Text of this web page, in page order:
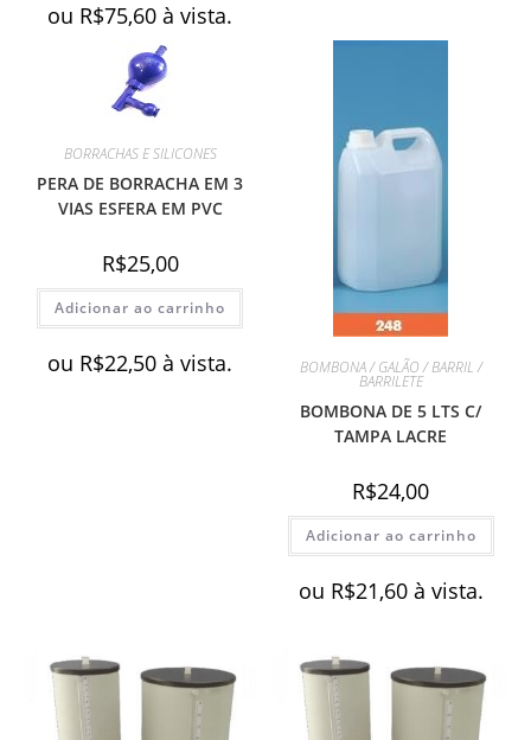
ou R$75,60 à vista.
BORRACHAS E SILICONES
PERA DE BORRACHA EM 3
VIAS ESFERA EM PVC
R$25,00
Adicionar ao carrinho
ou R$22,50 à vista. BOMBONA / GALÃO / BARRIL /
BARRILETE
BOMBONA DE 5 LTS C/
TAMPA LACRE
R$24,00
Adicionar ao carrinho
ou R$21,60 à vista.